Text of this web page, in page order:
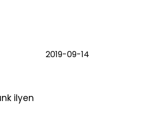
2019-09-14
ilyen